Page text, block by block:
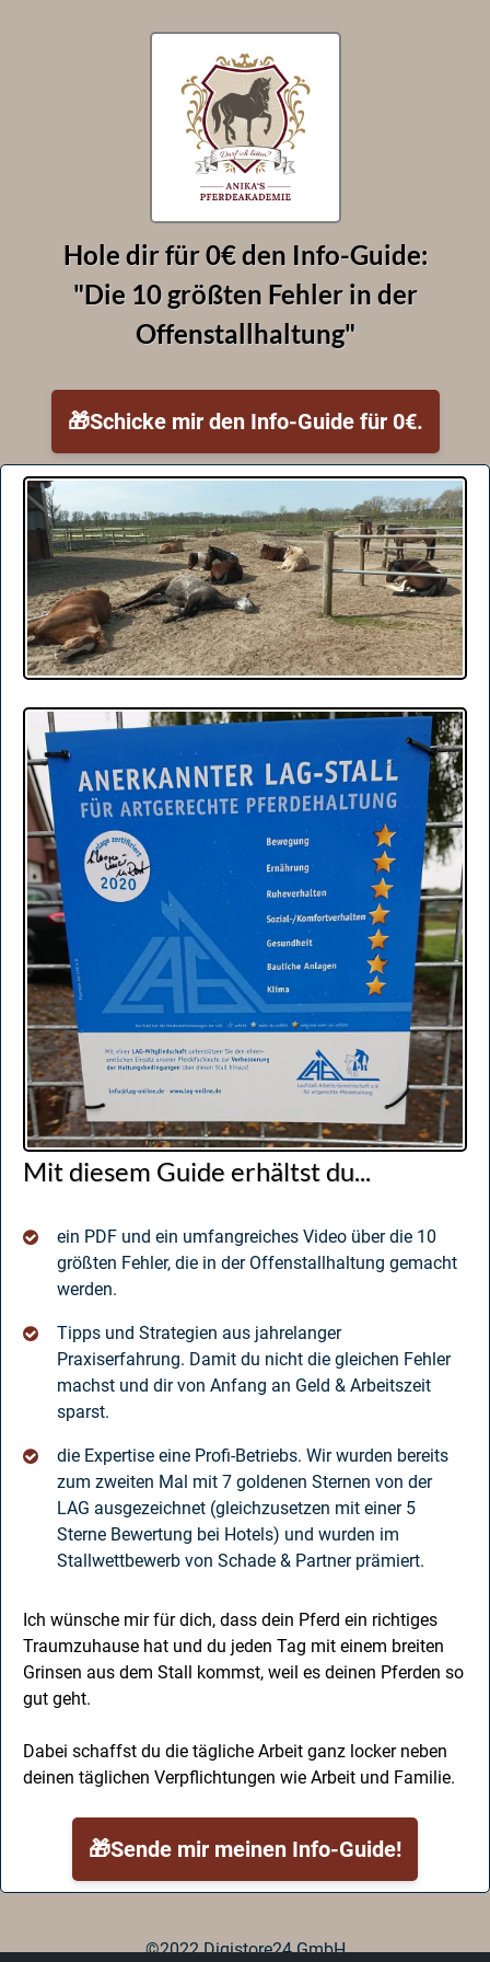
Hole dir für 0€ den Info-Guide:
"Die 10 größten Fehler in der
Offenstallhaltung"
🎁Schicke mir den Info-Guide für 0€.
Mit diesem Guide erhältst du...
ein PDF und ein umfangreiches Video über die 10
größten Fehler, die in der Offenstallhaltung gemacht
werden.
Tipps und Strategien aus jahrelanger
Praxiserfahrung. Damit du nicht die gleichen Fehler
machst und dir von Anfang an Geld & Arbeitszeit
sparst.
die Expertise eine Profi-Betriebs. Wir wurden bereits
zum zweiten Mal mit 7 goldenen Sternen von der
LAG ausgezeichnet (gleichzusetzen mit einer 5
Sterne Bewertung bei Hotels) und wurden im
Stallwettbewerb von Schade & Partner prämiert.
Ich wünsche mir für dich, dass dein Pferd ein richtiges
Traumzuhause hat und du jeden Tag mit einem breiten
Grinsen aus dem Stall kommst, weil es deinen Pferden so
gut geht.
Dabei schaffst du die tägliche Arbeit ganz locker neben
deinen täglichen Verpflichtungen wie Arbeit und Familie.
🎁Sende mir meinen Info-Guide!
©2022 Digistore24 GmbH